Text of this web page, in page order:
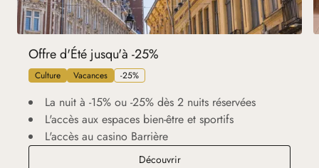
Offre d'Été jusqu'à -25%
Culture Vacances -25%
La nuit à -15% ou -25% dès 2 nuits réservées
L'accès aux espaces bien-être et sportifs
L'accès au casino Barrière
DécouvrirOffre d'Été jusqu'à -25%